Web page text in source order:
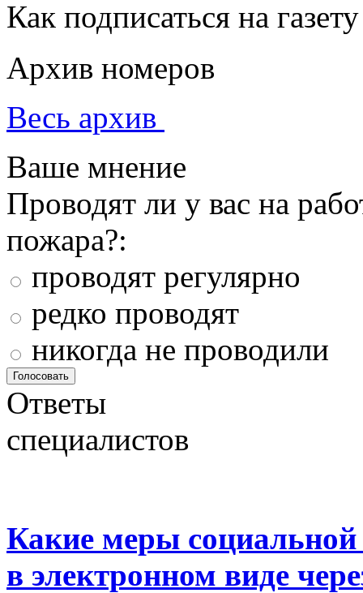
Как подписаться на газету
Архив номеров
Весь архив
Ваше мнение
Проводят ли у вас на
пожара?:
проводят регулярно
редко проводят
никогда не проводили
Ответы
специалистов
Какие меры
в электронном виде